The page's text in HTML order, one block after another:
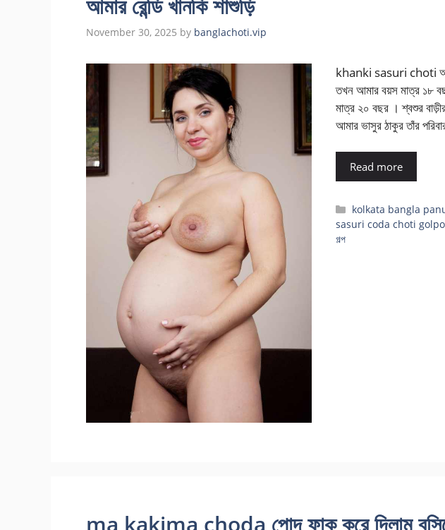
আমার রেন্ডি খানকি শাশুড়ি
November 30, 2025 by banglachoti.vip
khanki sasuri choti
তখন আমার বয়স মাত্র ১৮
মাত্র ২০ বছর । শ্বশুর
আমার ভাসুর ঠাকুর তাঁর
Read more
Categories
kolkata bangla
sasuri coda choti golpo
গল্প